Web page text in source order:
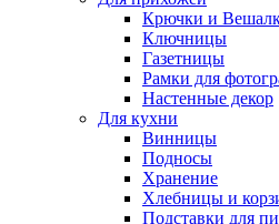
Крючки и
Ключницы
Газетницы
Рамки для
Настенные декор
Для кухни
Винницы
Подносы
Хранение
Хлебницы и
Подставки для